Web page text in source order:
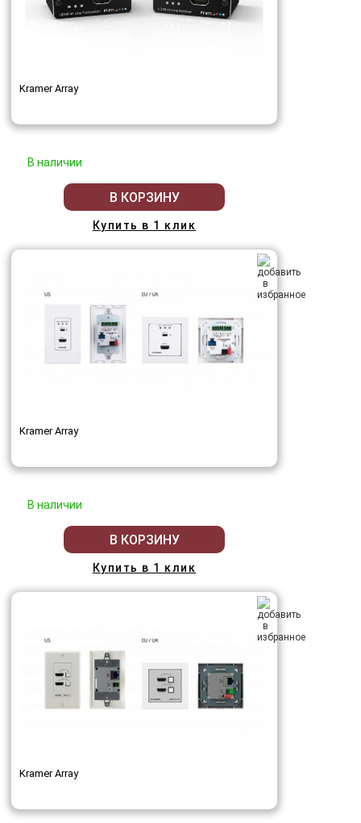
Kramer Array
В наличии
В КОРЗИНУ
Купить в 1 клик
Kramer Array
В наличии
В КОРЗИНУ
Купить в 1 клик
Kramer Array